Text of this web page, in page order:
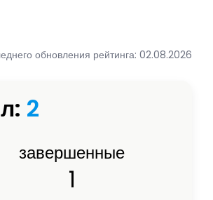
обновления рейтинга: 02.08.2026
2
завершенные
1